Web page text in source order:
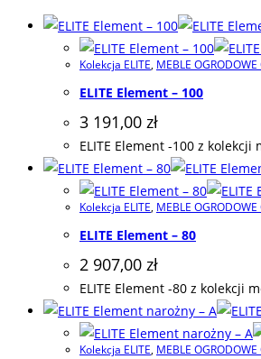
Kolekcja ELITE, MEBLE
ELITE Element – 100
3 191,00 zł
ELITE Element -100 z
Kolekcja ELITE, MEBLE
ELITE Element – 80
2 907,00 zł
ELITE Element -80 z kolekcji
Kolekcja ELITE, MEBLE